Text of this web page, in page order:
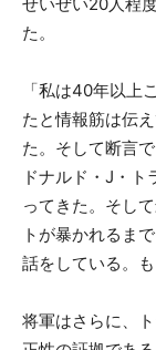
た。
「私は40年以上
たと情報筋は伝
た。そして断言
ドナルド・J・
ってきた。そし
トが暴かれるま
話をしている。
将軍はさらに、